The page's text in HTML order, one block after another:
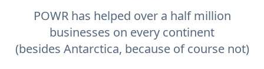
POWR has helped over a half million
businesses on every continent
(besides Antarctica, because of course not)